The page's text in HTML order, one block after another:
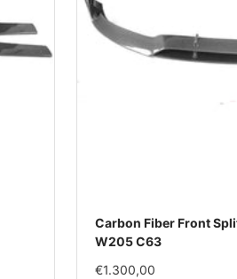
Carbon Fiber Front
W205 C63
Im
€1.300,00